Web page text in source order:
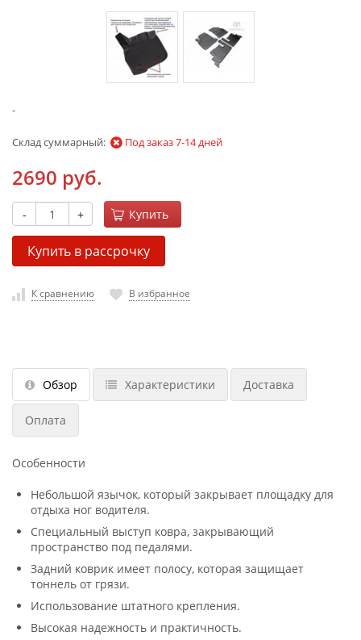
-
Склад суммарный: Под заказ 7-14 дней
2690 руб.
- + Купить
Купить в рассрочку
К сравнению В избранное
Обзор Характеристики Доставка
Оплата
Особенности
Небольшой язычок, который закрывает площадку для
отдыха ног водителя.
Специальный выступ ковра, закрывающий
пространство под педалями.
Задний коврик имеет полосу, которая защищает
тоннель от грязи.
Использование штатного крепления.
Высокая надежность и практичность.